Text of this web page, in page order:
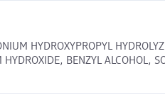
HYDROXYPROPYL
BENZYL ALCOHOL,